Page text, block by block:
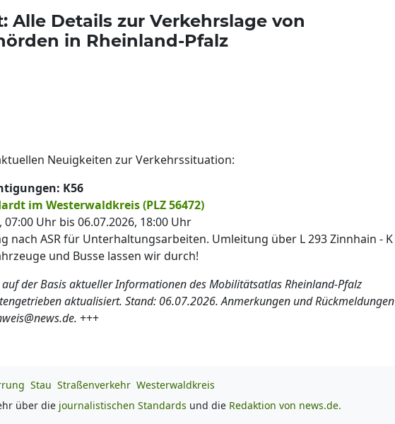
Alle Details zur Verkehrslage von
in Rheinland-Pfalz
Neuigkeiten zur Verkehrssituation:
K56
im Westerwaldkreis (PLZ 56472)
07:00 Uhr bis 06.07.2026, 18:00 Uhr
nach ASR für Unterhaltungsarbeiten. Umleitung über L 293 Zinnhain - K
und Busse lassen wir durch!
auf der Basis aktueller Informationen des Mobilitätsatlas Rheinland-Pfalz
aktualisiert. Stand: 06.07.2026. Anmerkungen und Rückmeldungen
+++
Stau Straßenverkehr Westerwaldkreis
über die journalistischen Standards und die Redaktion von news.de.